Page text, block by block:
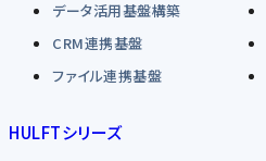
データ活用基盤構築
CRM連携基盤
ファイル連携基盤
HULFTシリーズ